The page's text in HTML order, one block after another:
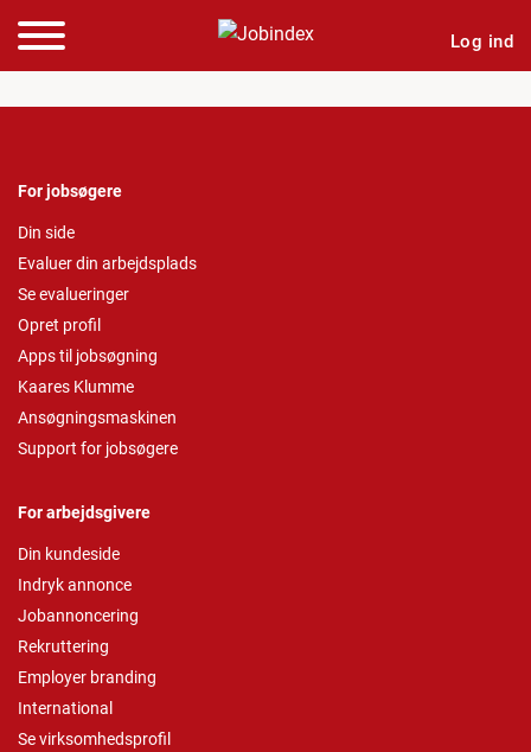
Log ind
For jobsøgere
Din side
Evaluer din arbejdsplads
Se evalueringer
Opret profil
Apps til jobsøgning
Kaares Klumme
Ansøgningsmaskinen
Support for jobsøgere
For arbejdsgivere
Din kundeside
Indryk annonce
Jobannoncering
Rekruttering
Employer branding
International
Se virksomhedsprofil